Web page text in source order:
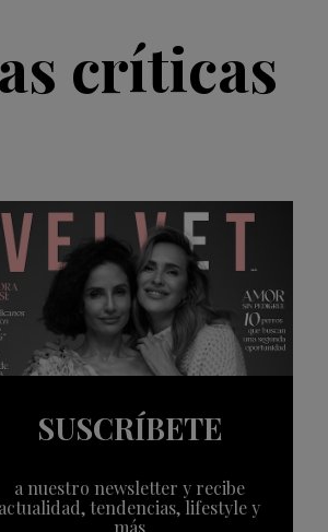
Viajes
Techcríticas
SUSCRÍBETE
a nuestro newsletter y recibe
actualidad, tendencias, lifestyle y
más